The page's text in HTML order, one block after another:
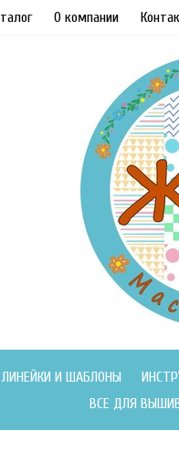
О компании
ЛИНЕЙКИ И ШАБЛОНЫ
ВСЕ ДЛЯ